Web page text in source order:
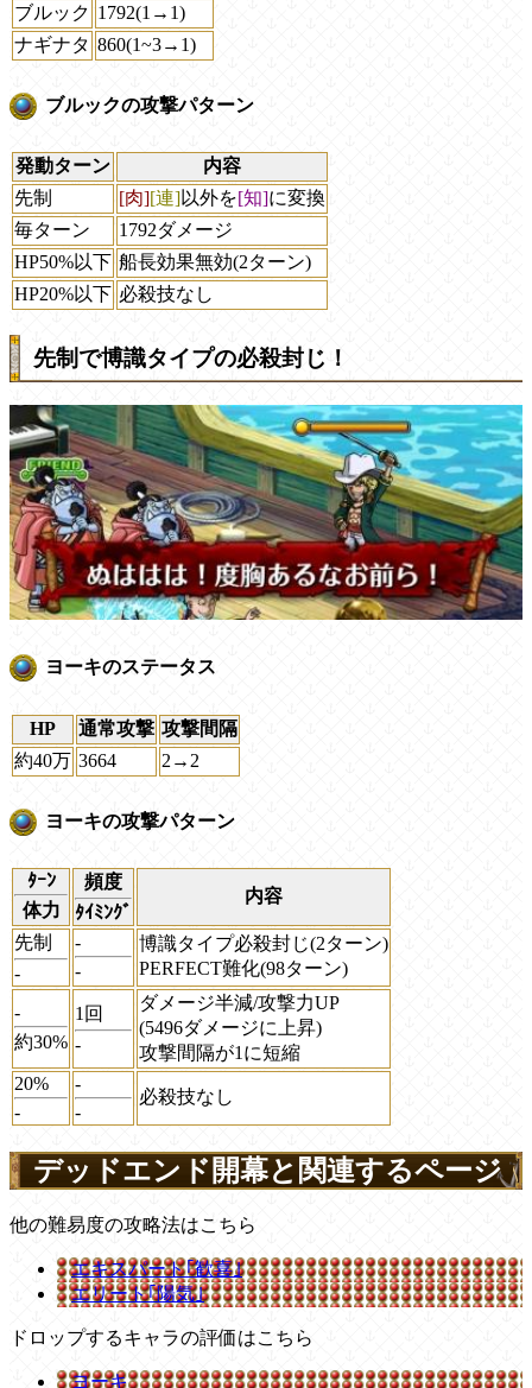
ブルック 1792(1→1)
ナギナタ 860(1~3→1)
ブルックの攻撃パターン
発動ターン
内容
先制
[肉][連]以外を[知]に変換
毎ターン
1792ダメージ
HP50%以下 船長効果無効(2ターン)
HP20%以下 必殺技なし
先制で博識タイプの必殺封じ！
ヨーキのステータス
HP 通常攻撃 攻撃間隔
約40万 3664 2→2
ヨーキの攻撃パターン
ﾀｰﾝ
体力
頻度
ﾀｲﾐﾝｸﾞ
内容
先制
-
-
-
博識タイプ必殺封じ(2ターン)
PERFECT難化(98ターン)
-
約30%
1回
-
ダメージ半減/攻撃力UP
(5496ダメージに上昇)
攻撃間隔が1に短縮
20%
-
-
-
必殺技なし
デッドエンド開幕と関連するページ
他の難易度の攻略法はこちら
エキスパート｢歓喜｣
エリート｢陽気｣
ドロップするキャラの評価はこちら
ヨーキ